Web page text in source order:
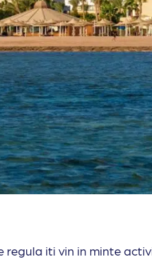
regula iti vin in minte